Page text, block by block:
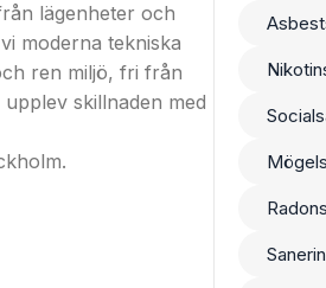
lägenheter och
moderna tekniska
ren miljö, fri från
skillnaden med